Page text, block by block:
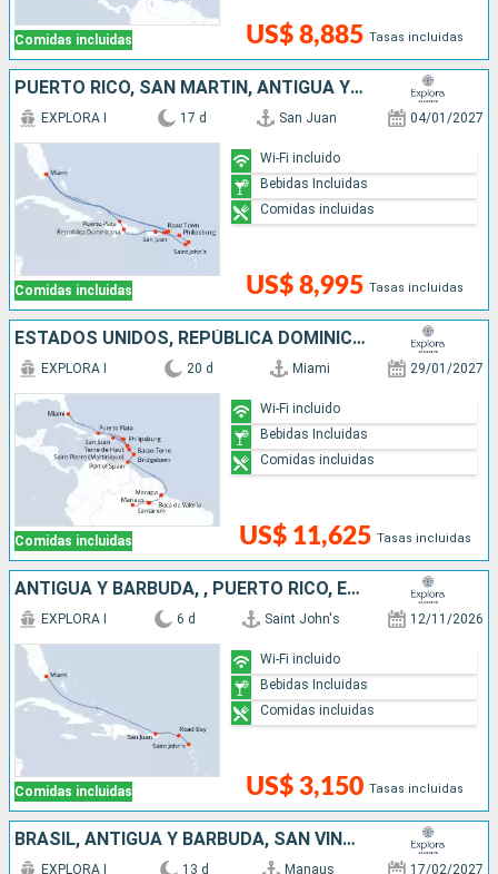
Comidas incluidas US$ 8,885 Tasas incluidas
PUERTO RICO, SAN MARTÍN, ANTIGUA Y BARBUDA, REINO UNIDO, ESTADOS UNIDOS, REPÚBLICA DOMINICANA
Comidas incluidas
EXPLORA I 17 d San Juan 04/01/2027
US$ 8,995 Tasas incluidas
Wi-Fi incluido
Bebidas Incluidas
Comidas incluidas
ESTADOS UNIDOS, REPÚBLICA DOMINICANA, SAN MARTÍN, PUERTO RICO, FRANCIA, BARBADOS, TRINIDAD Y TOBAGO, BRASIL
Comidas incluidas
EXPLORA I 20 d Miami 29/01/2027
US$ 11,625 Tasas incluidas
Wi-Fi incluido
Bebidas Incluidas
Comidas incluidas
ANTIGUA Y BARBUDA, , PUERTO RICO, ESTADOS UNIDOS
Comidas incluidas
EXPLORA I 6 d Saint John's 12/11/2026
US$ 3,150 Tasas incluidas
Wi-Fi incluido
Bebidas Incluidas
Comidas incluidas
BRASIL, ANTIGUA Y BARBUDA, SAN VINCENT Y LAS GRANADINAS, BARBADOS, SANTA LUCIA, FRANCIA, PUERTO RICO
EXPLORA I 13 d Manaus 17/02/2027